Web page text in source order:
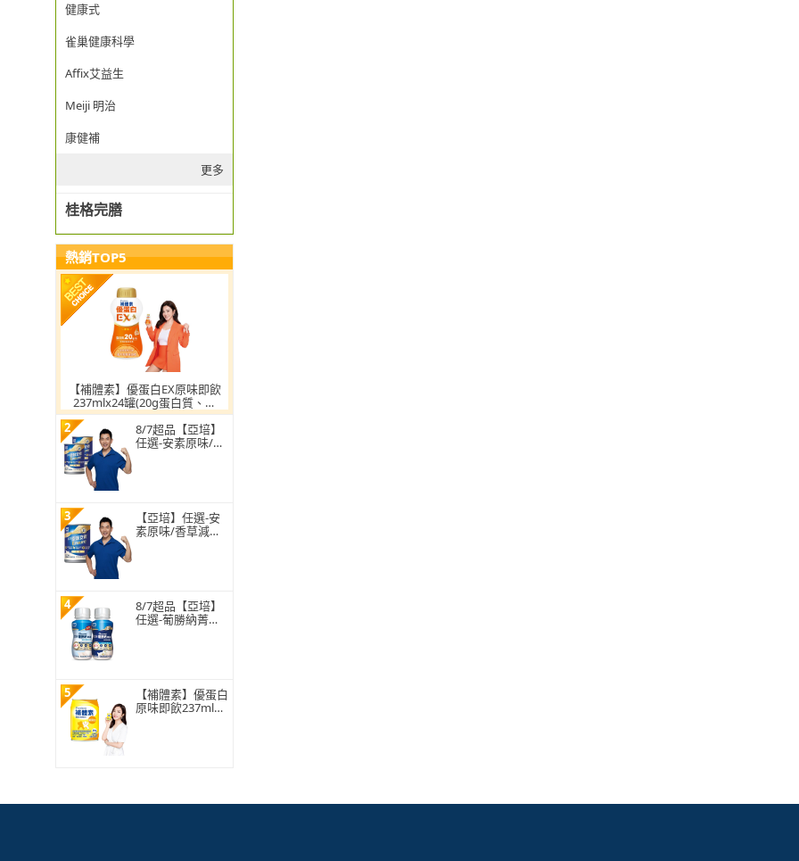
健康式
雀巢健康科學
Affix艾益生
Meiji 明治
康健補
更多
桂格完膳
熱銷TOP5
【補體素】優蛋白EX原味即飲
237mlx24罐(20g蛋白質、添
加摩洛血橙、陳美鳳推薦)
2
8/7超品【亞培】
任選-安素原味/香
齊代言)
3
【亞培】任選-安
素原味/香草減甜
4
8/7超品【亞培】
任選-葡勝納菁選
5
【補體素】優蛋白
原味即飲237mlx2